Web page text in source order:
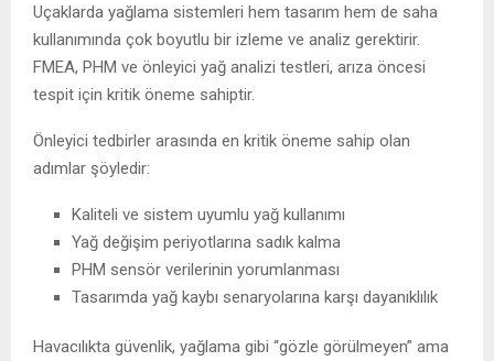
Uçaklarda yağlama sistemleri hem tasarım hem de saha
kullanımında çok boyutlu bir izleme ve analiz gerektirir.
FMEA, PHM ve önleyici yağ analizi testleri, arıza öncesi
tespit için kritik öneme sahiptir.
Önleyici tedbirler arasında en kritik öneme sahip olan
adımlar şöyledir:
Kaliteli ve sistem uyumlu yağ kullanımı
Yağ değişim periyotlarına sadık kalma
PHM sensör verilerinin yorumlanması
Tasarımda yağ kaybı senaryolarına karşı dayanıklılık
Havacılıkta güvenlik, yağlama gibi “gözle görülmeyen” ama